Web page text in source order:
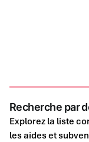
Recherche par
Explorez la liste
les aides et